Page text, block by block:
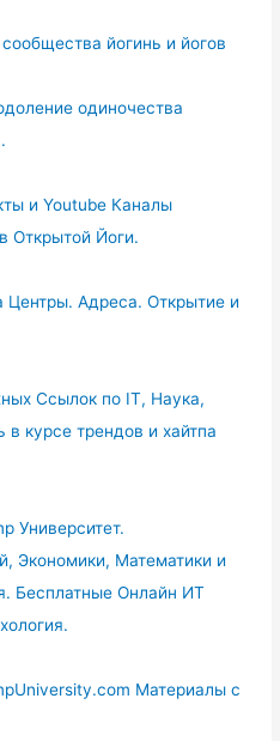
йогинь и йогов
одиночества
и Youtube Каналы
Открытой Йоги.
Центры. Адреса. Открытие и
Ссылок по IT, Наука,
в курсе трендов и хайтпа
Университет.
Экономики, Математики и
Бесплатные Онлайн ИТ
Материалы с